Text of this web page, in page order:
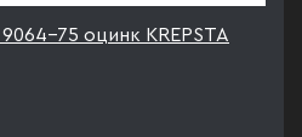
75 оцинк KREPSTA